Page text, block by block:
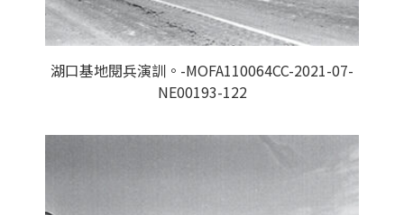
湖口基地閱兵演訓。-MOFA110064CC-2021-07-
NE00193-122